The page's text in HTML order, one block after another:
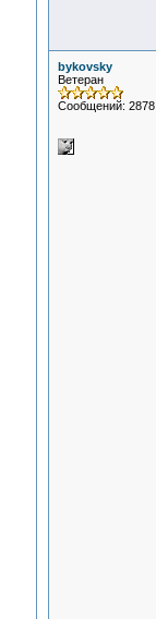
bykovsky
Ветеран
Сообщений: 2878